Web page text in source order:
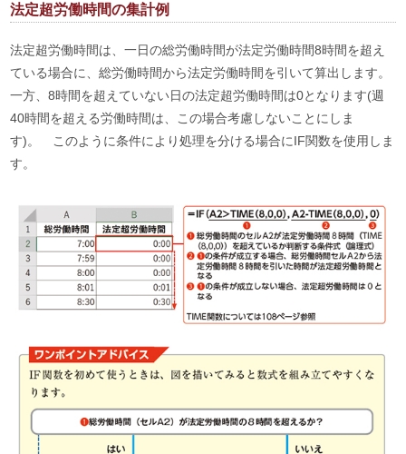
法定超労働時間の集計例
法定超労働時間は、一日の総労働時間が法定労働時間8時間を超え
ている場合に、総労働時間から法定労働時間を引いて算出します。
一方、8時間を超えていない日の法定超労働時間は0となります(週
40時間を超える労働時間は、この場合考慮しないことにしま
す)。 このように条件により処理を分ける場合にIF関数を使用しま
す。